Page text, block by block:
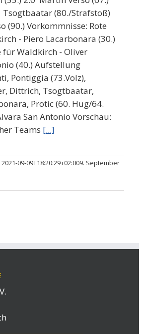
(80./Strafstoß)
(90.) Vorkommnisse: Rote
- Piero Lacarbonara (30.)
für Waldkirch - Oliver
(40.) Aufstellung
Pontiggia (73.Volz),
Dittrich, Tsogtbaatar,
Protic (60. Hug/64.
San Antonio Vorschau:
Teams [...]
2021-09-09T18:20:29+02:009. September